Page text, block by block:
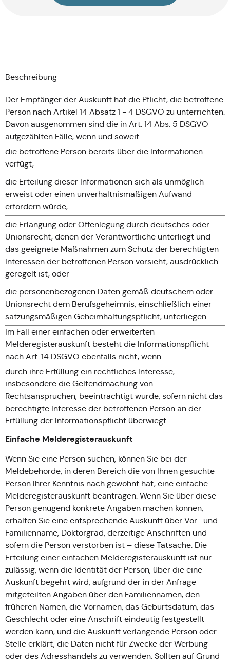
Beschreibung
Der Empfänger der Auskunft hat die Pflicht, die betroffene
Person nach Artikel 14 Absatz 1 - 4 DSGVO zu unterrichten.
Davon ausgenommen sind die in Art. 14 Abs. 5 DSGVO
aufgezählten Fälle, wenn und soweit
die betroffene Person bereits über die Informationen
verfügt,
die Erteilung dieser Informationen sich als unmöglich
erweist oder einen unverhältnismäßigen Aufwand
erfordern würde,
die Erlangung oder Offenlegung durch deutsches oder
Unionsrecht, denen der Verantwortliche unterliegt und
das geeignete Maßnahmen zum Schutz der berechtigten
Interessen der betroffenen Person vorsieht, ausdrücklich
geregelt ist, oder
die personenbezogenen Daten gemäß deutschem oder
Unionsrecht dem Berufsgeheimnis, einschließlich einer
satzungsmäßigen Geheimhaltungspflicht, unterliegen.
Im Fall einer einfachen oder erweiterten
Melderegisterauskunft besteht die Informationspflicht
nach Art. 14 DSGVO ebenfalls nicht, wenn
durch ihre Erfüllung ein rechtliches Interesse,
insbesondere die Geltendmachung von
Rechtsansprüchen, beeinträchtigt würde, sofern nicht das
berechtigte Interesse der betroffenen Person an der
Erfüllung der Informationspflicht überwiegt.
Einfache Melderegisterauskunft
Wenn Sie eine Person suchen, können Sie bei der
Meldebehörde, in deren Bereich die von Ihnen gesuchte
Person Ihrer Kenntnis nach gewohnt hat, eine einfache
Melderegisterauskunft beantragen. Wenn Sie über diese
Person genügend konkrete Angaben machen können,
erhalten Sie eine entsprechende Auskunft über Vor- und
Familienname, Doktorgrad, derzeitige Anschriften und –
sofern die Person verstorben ist – diese Tatsache. Die
Erteilung einer einfachen Melderegisterauskunft ist nur
zulässig, wenn die Identität der Person, über die eine
Auskunft begehrt wird, aufgrund der in der Anfrage
mitgeteilten Angaben über den Familiennamen, den
früheren Namen, die Vornamen, das Geburtsdatum, das
Geschlecht oder eine Anschrift eindeutig festgestellt
werden kann, und die Auskunft verlangende Person oder
Stelle erklärt, die Daten nicht für Zwecke der Werbung
oder des Adresshandels zu verwenden. Sollten auf Grund